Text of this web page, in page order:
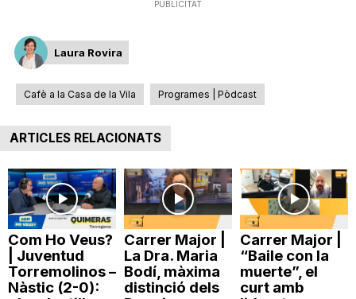
a
PUBLICITAT
Laura Rovira
Cafè a la Casa de la Vila Programes | Pòdcast
ARTICLES RELACIONATS
Com Ho Veus?
| Juventud
Torremolinos –
Nàstic (2-0):
Carrer Major |
La Dra. Maria
Bodí, màxima
distinció dels
Carrer Major |
“Baile con la
muerte”, el
curt amb